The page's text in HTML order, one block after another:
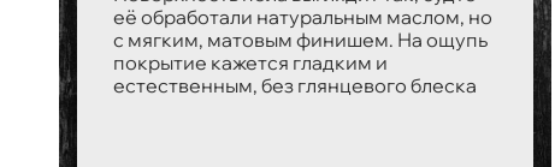
её обработали натуральным маслом, но
с мягким, матовым финишем. На ощупь
покрытие кажется гладким и
естественным, без глянцевого блеска